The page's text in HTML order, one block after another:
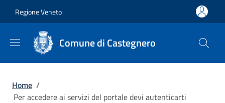
Regione Veneto
Comune di Castegnero
Briciole di pane
Home /
Per accedere ai servizi del portale devi autenticarti